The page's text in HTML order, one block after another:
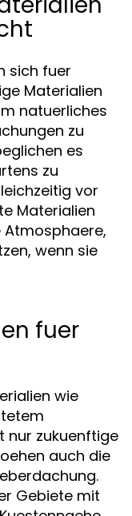
sich fuer
Materialien
natuerliches
zu
es
zu
vor
Materialien
wenn sie
fuer
wie
nur zukuenftige
auch die
Gebiete mit